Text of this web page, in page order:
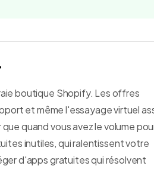
boutique Shopify. Les offres
et même l'essayage virtuel
quand vous avez le volume
inutiles, qui ralentissent votre
d'apps gratuites qui résolvent